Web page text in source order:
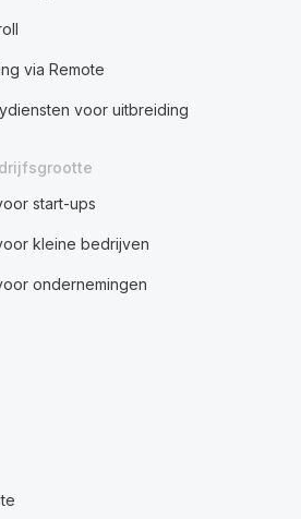
via Remote
voor uitbreiding
start-ups
kleine bedrijven
ondernemingen